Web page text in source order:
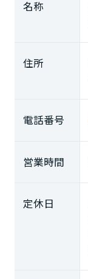
名称
住所
電話番号
営業時間
定休日
鹿児島県